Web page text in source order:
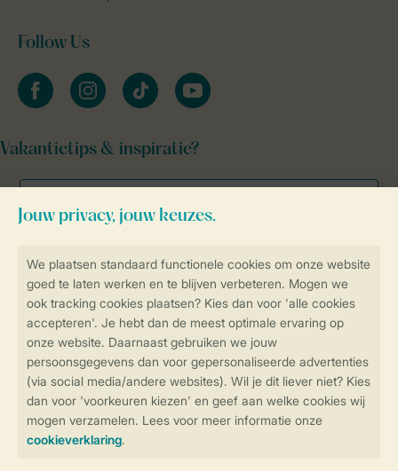
Controle over jouw gegevens &
Veilig en snel online boeken
Veilige gegevensoverdracht
Veilige betaling
Follow Us
facebookinstagramtiktok youtube
Vakantietips & inspiratie?